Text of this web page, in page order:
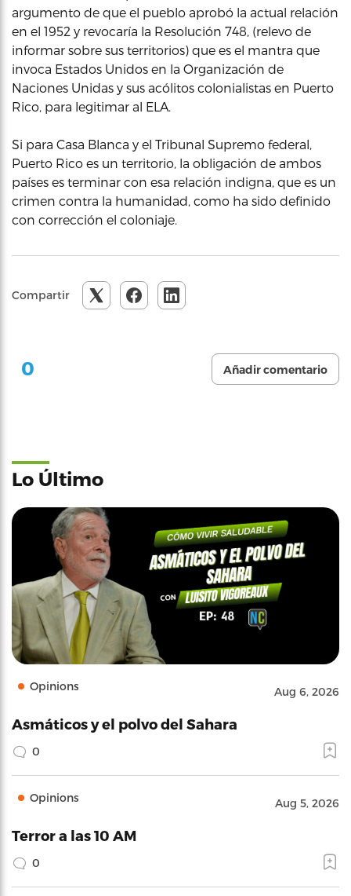
argumento de que el pueblo aprobó la actual relación
en el 1952 y revocaría la Resolución 748, (relevo de
informar sobre sus territorios) que es el mantra que
invoca Estados Unidos en la Organización de
Naciones Unidas y sus acólitos colonialistas en Puerto
Rico, para legitimar al ELA.
Si para Casa Blanca y el Tribunal Supremo federal,
Puerto Rico es un territorio, la obligación de ambos
países es terminar con esa relación indigna, que es un
crimen contra la humanidad, como ha sido definido
con corrección el coloniaje.
Compartir
0 Añadir comentario
Lo Último
Opinions Aug 6, 2026
Asmáticos y el polvo del Sahara
0
Opinions Aug 5, 2026
Terror a las 10 AM
0